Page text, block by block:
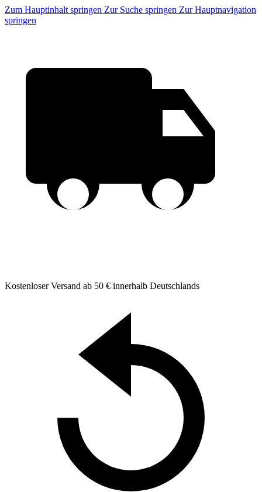
Zum Hauptinhalt springen Zur Suche springen Zur Hauptnavigation
springen
Kostenloser Versand ab 50 € innerhalb Deutschlands